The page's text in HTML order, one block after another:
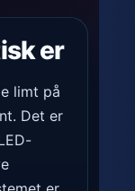
er
limt på
Det er